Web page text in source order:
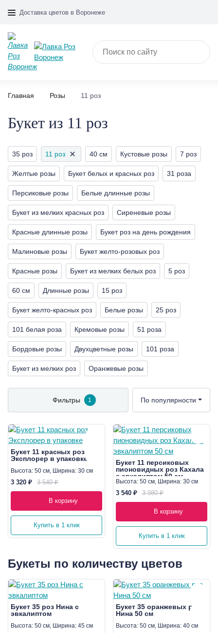
Доставка цветов в Воронеже
Главная Розы 11 роз
Букет из 11 роз
35 роз 11 роз 40 см Кустовые розы 7 роз
Желтые розы Букет белых и красных роз 31 роза
Персиковые розы Белые длинные розы
Букет из мелких красных роз Сиреневые розы
Красные длинные розы Букет роз на день рождения
Малиновые розы Букет желто-розовых роз
Красные розы Букет из мелких белых роз 5 роз
60 см Длинные розы 15 роз
Букет желто-красных роз Белые розы 25 роз
101 белая роза Кремовые розы 51 роза
Бордовые розы Двухцветные розы 101 роза
Букет из мелких роз Оранжевые розы
Фильтры 1 По популярности
Букет 11 красных роз
Эксплорер в упаковке
Высота: 50 см, Ширина: 30 см
3 320 ₽ 3 540 ₽
В корзину
Купить в 1 клик
Букет 11 персиковых
пионовидных роз Кахала
с эвкалиптом 50 см
Высота: 50 см, Ширина: 30 см
3 540 ₽ 3 980 ₽
В корзину
Купить в 1 клик
Букеты по количеству цветов
Букет 35 роз Нина с
эвкалиптом
Высота: 50 см, Ширина: 45 см
Букет 35 оранжевых роз
Нина 50 см
Высота: 50 см, Ширина: 40 см